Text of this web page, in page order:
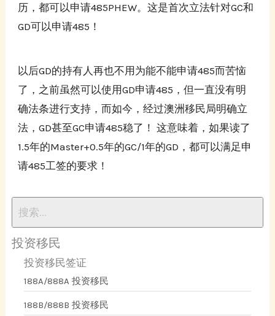
历，都可以申请485PHEW。这是首次立法针对GC和
GD可以申请485！
以后GD的持有人再也不用为能不能申请485而苦恼
了，之前虽然可以使用GD申请485，但一直没有明
确法条进行支持，而如今，经过澳洲移民局明确立
法，GD甚至GC申请485稳了！ 这意味着，如果读了
1.5年的Master+0.5年的GC/1年的GD，都可以满足申
请485工签的要求！
投资移民
投资移民签证
188A/888A 投资移民
188B/888B 投资移民